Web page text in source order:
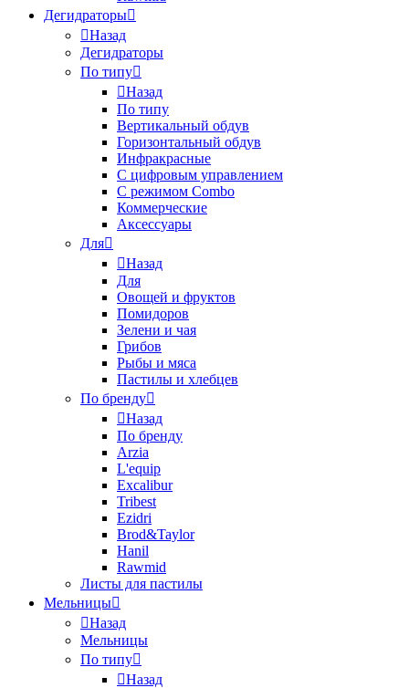
Дегидраторы
Назад
Дегидраторы
По типу
Назад
По типу
Вертикальный обдув
Горизонтальный обдув
Инфракрасные
С цифровым управлением
С режимом Combo
Коммерческие
Аксессуары
Для
Назад
Для
Овощей и фруктов
Помидоров
Зелени и чая
Грибов
Рыбы и мяса
Пастилы и хлебцев
По бренду
Назад
По бренду
Arzia
L'equip
Excalibur
Tribest
Ezidri
Brod&Taylor
Hanil
Rawmid
Листы для пастилы
Мельницы
Назад
Мельницы
По типу
Назад